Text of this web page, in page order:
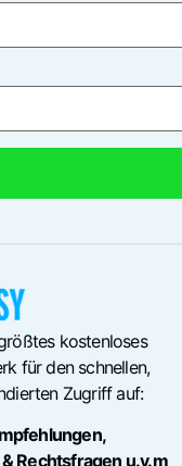
kostenloses
für den schnellen,
Zugriff auf:
Rechtsfragen u.v.m